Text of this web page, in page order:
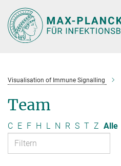
Hauptinhalt
Visualisation of Immune Signalling
Team
C E F H L N R S T Z Alle